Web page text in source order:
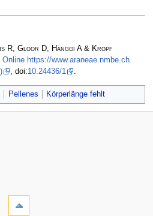
R, Gloor D, Hänggi A & Kropf
https://www.araneae.nmbe.ch
, doi:10.24436/1 .
Pellenes Körperlänge fehlt